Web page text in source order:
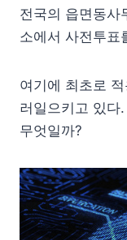
전국의 읍면동사
소에서 사전투표
여기에 최초로 적
러일으키고 있다
무엇일까?